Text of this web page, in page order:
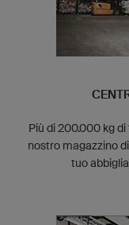
Più di 200.000 kg
nostro magazzino
tuo